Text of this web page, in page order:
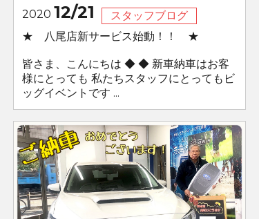
2020 12/21
スタッフブログ
★ 八尾店新サービス始動！！ ★
皆さま、こんにちは ◆ ◆ 新車納車はお客
様にとっても 私たちスタッフにとってもビ
ッグイベントです ...